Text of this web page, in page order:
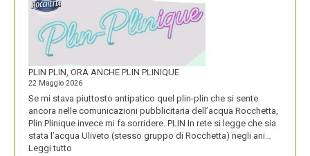
PLIN PLIN, ORA ANCHE PLIN PLINIQUE
22 Maggio 2026
Se mi stava piuttosto antipatico quel plin-plin che si sente
ancora nelle comunicazioni pubblicitaria dell’acqua Rocchetta,
Plin Plinique invece mi fa sorridere. PLIN In rete si legge che sia
stata l’acqua Uliveto (stesso gruppo di Rocchetta) negli ani…
Leggi tutto